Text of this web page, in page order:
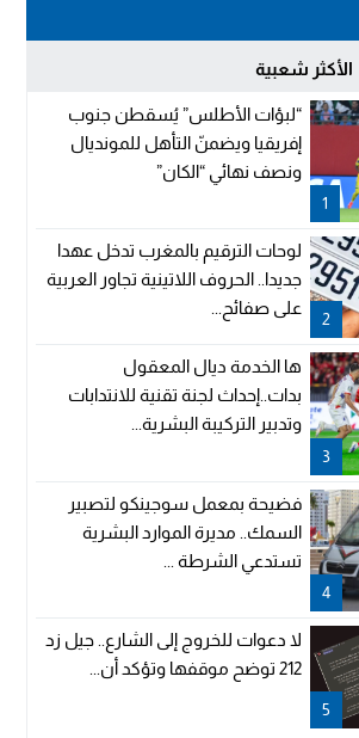
الأكثر شعبية
1
“لبؤات الأطلس” يُسقطن جنوب
إفريقيا ويضمنّ التأهل للمونديال
ونصف نهائي “الكان”
2
لوحات الترقيم بالمغرب تدخل عهدا
جديدا.. الحروف اللاتينية تجاور العربية
على صفائح...
3
ها الخدمة ديال المعقول
بدات..إحداث لجنة تقنية للانتدابات
وتدبير التركيبة البشرية...
4
فضيحة بمعمل سوجينكو لتصبير
السمك.. مديرة الموارد البشرية
تستدعي الشرطة ...
5
لا دعوات للخروج إلى الشارع.. جيل زد
212 توضح موقفها وتؤكد أن...